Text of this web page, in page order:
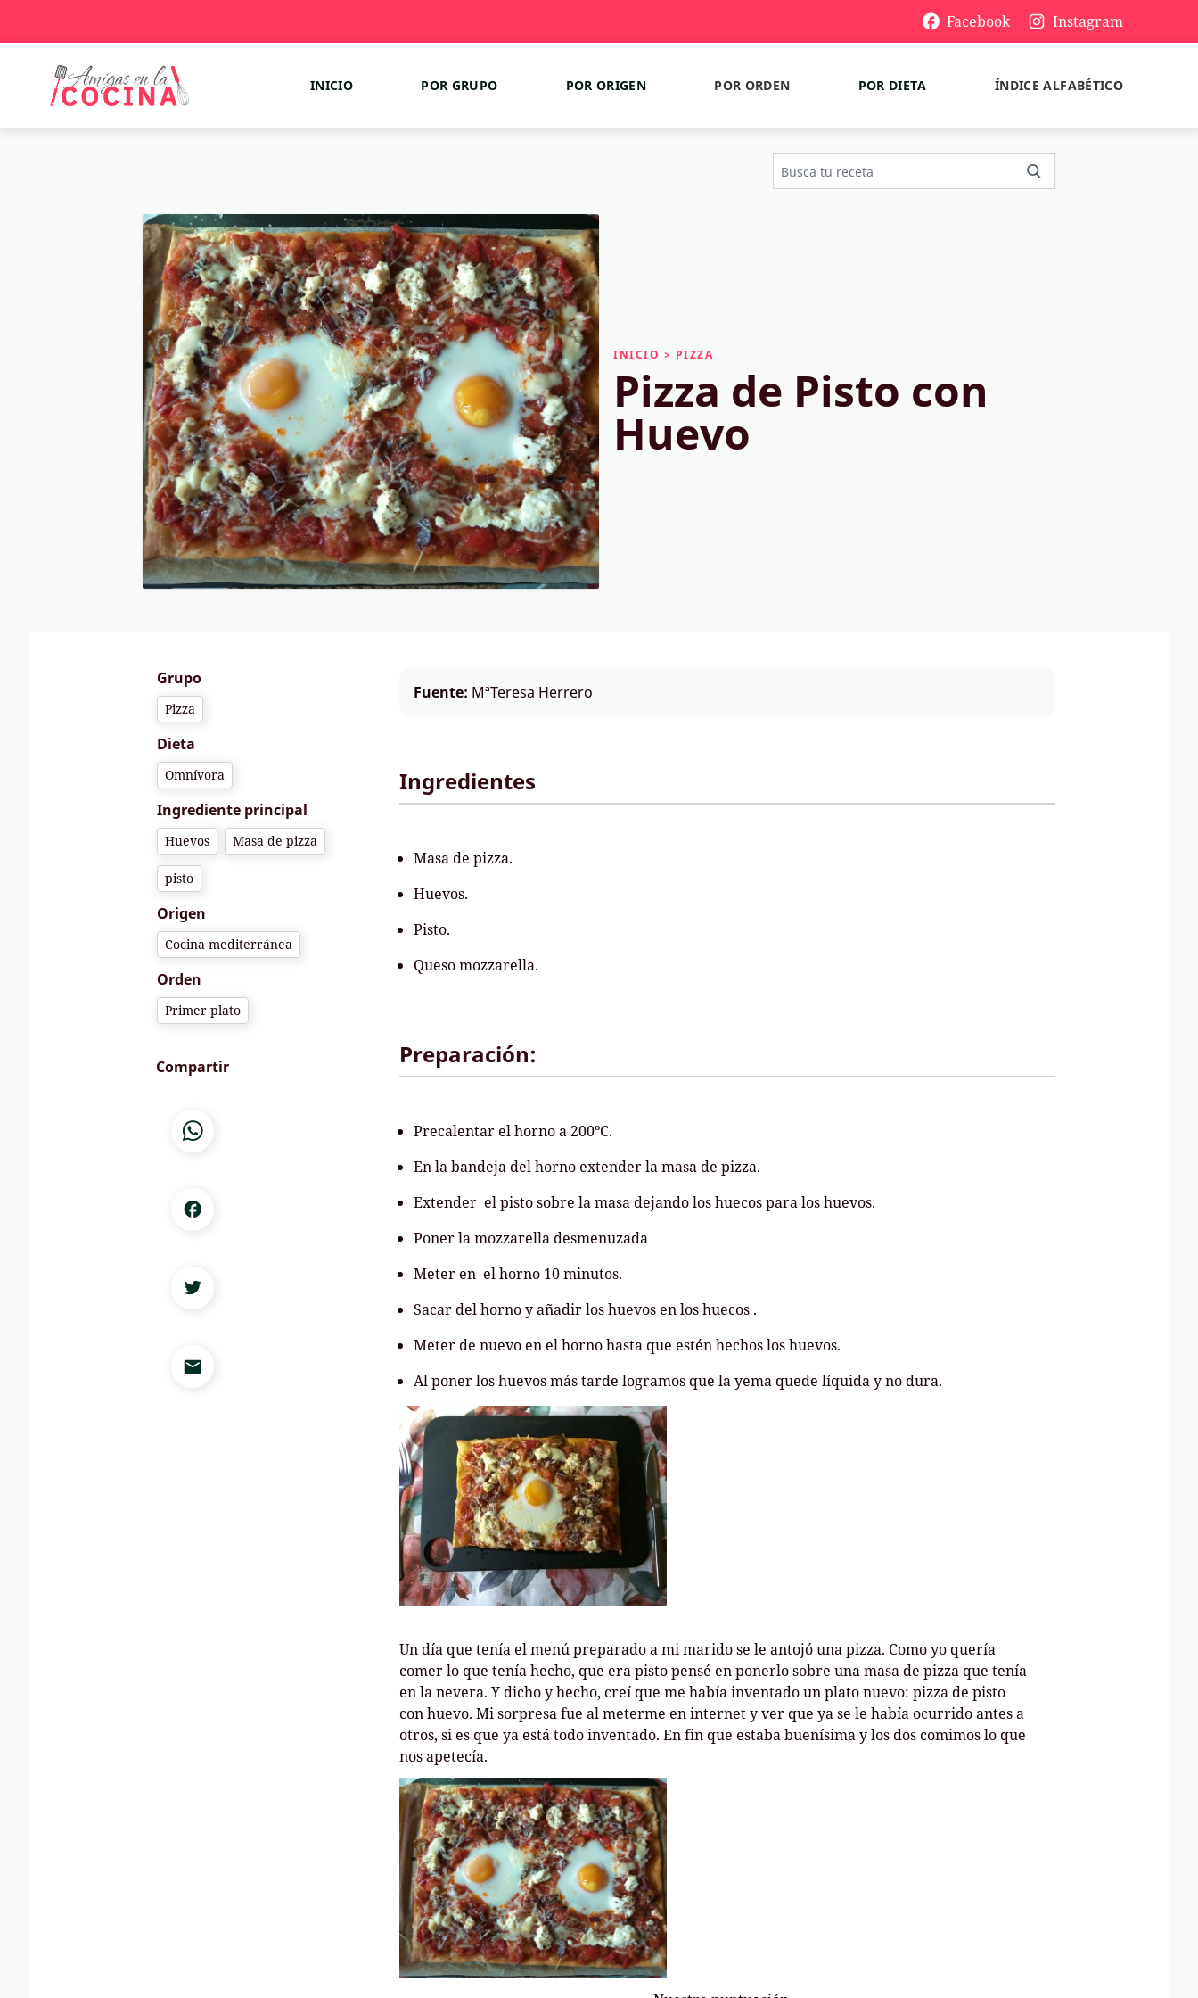
Facebook Instagram
INICIO POR GRUPO POR ORIGEN POR ORDEN POR DIETA ÍNDICE ALFABÉTICO
INICIO > PIZZA
Pizza de Pisto con
Huevo
Grupo
Pizza
Dieta
Omnívora
Ingrediente principal
Huevos Masa de pizza
pisto
Origen
Cocina mediterránea
Orden
Primer plato
Compartir
Fuente: MªTeresa Herrero
Ingredientes
Masa de pizza.
Huevos.
Pisto.
Queso mozzarella.
Preparación:
Precalentar el horno a 200ºC.
En la bandeja del horno extender la masa de pizza.
Extender el pisto sobre la masa dejando los huecos para los huevos.
Poner la mozzarella desmenuzada
Meter en el horno 10 minutos.
Sacar del horno y añadir los huevos en los huecos .
Meter de nuevo en el horno hasta que estén hechos los huevos.
Al poner los huevos más tarde logramos que la yema quede líquida y no dura.
Un día que tenía el menú preparado a mi marido se le antojó una pizza. Como yo quería
comer lo que tenía hecho, que era pisto pensé en ponerlo sobre una masa de pizza que tenía
en la nevera. Y dicho y hecho, creí que me había inventado un plato nuevo: pizza de pisto
con huevo. Mi sorpresa fue al meterme en internet y ver que ya se le había ocurrido antes a
otros, si es que ya está todo inventado. En fin que estaba buenísima y los dos comimos lo que
nos apetecía.